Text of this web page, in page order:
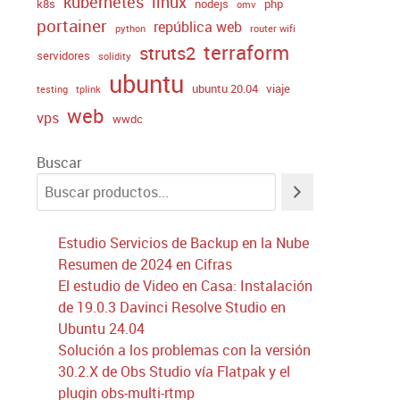
k8s nodejs omv php
portainer python república web router wifi
servidores solidity struts2 terraform
testing tplink ubuntu ubuntu 20.04 viaje
vps web wwdc
Buscar
Estudio Servicios de Backup en la Nube
Resumen de 2024 en Cifras
El estudio de Video en Casa: Instalación
de 19.0.3 Davinci Resolve Studio en
Ubuntu 24.04
Solución a los problemas con la versión
30.2.X de Obs Studio vía Flatpak y el
plugin obs-multi-rtmp